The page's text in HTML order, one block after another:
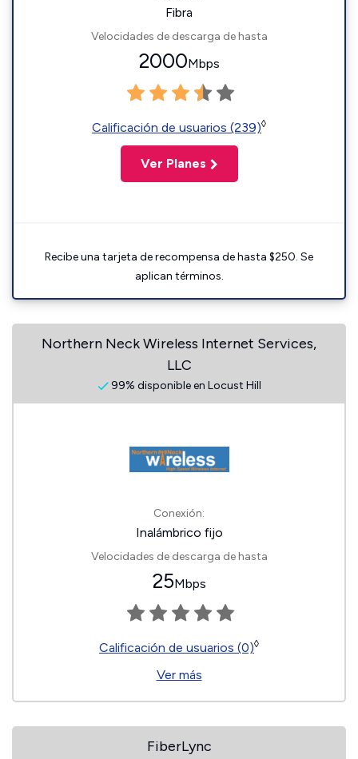
Fibra
Velocidades de descarga de hasta
2000Mbps
Calificación de usuarios (239)◊
Ver Planes
Recibe una tarjeta de recompensa de hasta $250. Se
aplican términos.
Northern Neck Wireless Internet Services,
LLC
99% disponible en Locust Hill
Conexión:
Inalámbrico fijo
Velocidades de descarga de hasta
25Mbps
Calificación de usuarios (0)◊
Ver más
FiberLync